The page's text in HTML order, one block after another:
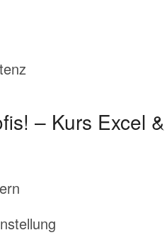
– Kurs Excel